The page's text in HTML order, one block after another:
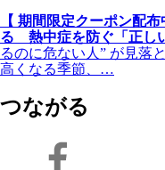
【 期間限定クーポン配
る 熱中症を防ぐ「正し
るのに危ない人” が見落
高くなる季節、…
つながる